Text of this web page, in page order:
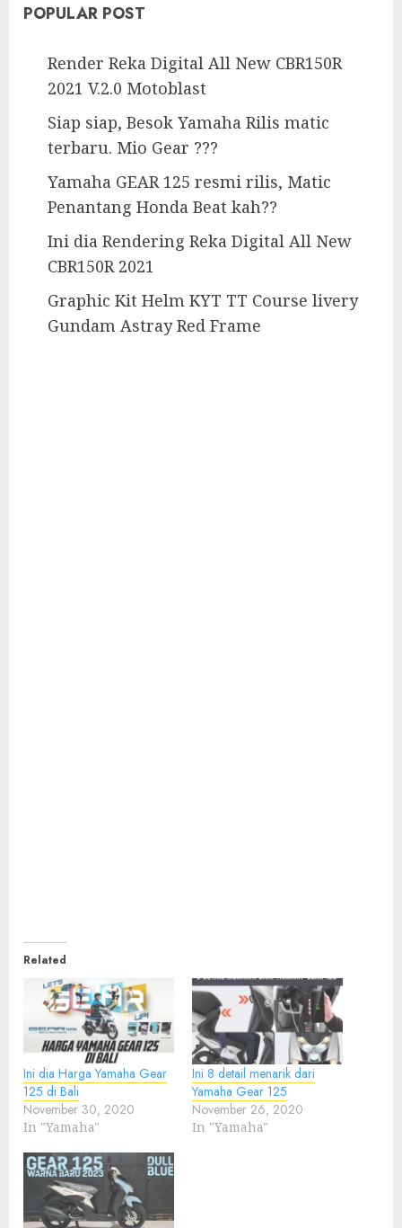
POPULAR POST
Render Reka Digital All New CBR150R
2021 V.2.0 Motoblast
Siap siap, Besok Yamaha Rilis matic
terbaru. Mio Gear ???
Yamaha GEAR 125 resmi rilis, Matic
Penantang Honda Beat kah??
Ini dia Rendering Reka Digital All New
CBR150R 2021
Graphic Kit Helm KYT TT Course livery
Gundam Astray Red Frame
Related
Ini dia Harga Yamaha Gear
125 di Bali
November 30, 2020
In "Yamaha"
Ini 8 detail menarik dari
Yamaha Gear 125
November 26, 2020
In "Yamaha"